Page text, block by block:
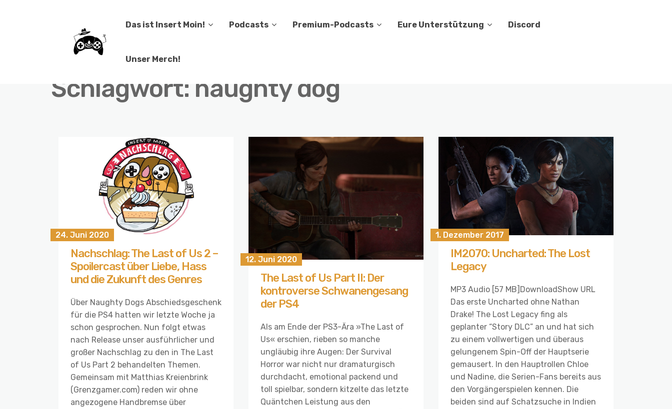
Das ist Insert Moin! Podcasts Premium-Podcasts Eure Unterstützung Discord
Unser Merch!
Schlagwort: naughty dog
24. Juni 2020
Nachschlag: The Last of Us 2 –
Spoilercast über Liebe, Hass
und die Zukunft des Genres
Über Naughty Dogs Abschiedsgeschenk
für die PS4 hatten wir letzte Woche ja
schon gesprochen. Nun folgt etwas
nach Release unser ausführlicher und
großer Nachschlag zu den in The Last
of Us Part 2 behandelten Themen.
Gemeinsam mit Matthias Kreienbrink
(Grenzgamer.com) reden wir ohne
angezogene Handbremse über
12. Juni 2020
The Last of Us Part II: Der
kontroverse Schwanengesang
der PS4
Als am Ende der PS3-Ära »The Last of
Us« erschien, rieben so manche
ungläubig ihre Augen: Der Survival
Horror war nicht nur dramaturgisch
durchdacht, emotional packend und
toll spielbar, sondern kitzelte das letzte
Quäntchen Leistung aus den
1. Dezember 2017
IM2070: Uncharted: The Lost
Legacy
MP3 Audio [57 MB]DownloadShow URL
Das erste Uncharted ohne Nathan
Drake! The Lost Legacy fing als
geplanter “Story DLC” an und hat sich
zu einem vollwertigen und überaus
gelungenem Spin-Off der Hauptserie
gemausert. In den Hauptrollen Chloe
und Nadine, die Serien-Fans bereits aus
den Vorgängerspielen kennen. Die
beiden sind auf Schatzsuche in Indien